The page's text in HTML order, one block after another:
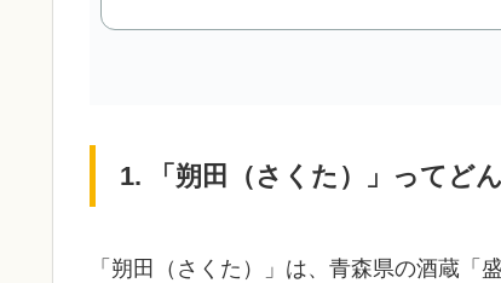
1. 「朔田（さくた）」ってど
「朔田（さくた）」は、青森県の酒蔵